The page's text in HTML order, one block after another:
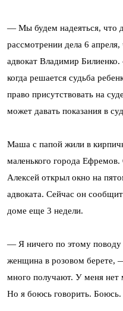
— Мы будем надеяться, что
рассмотрении дела 6
адвокат Владимир
когда решается судьба
право присутствовать на
может давать показания в
Маша с папой жили в
маленького города
Алексей открыл окно на
адвоката. Сейчас он
доме еще 3 недели.
— Я ничего по этому
женщина в розовом берете,
много получают. У меня нет
Но я боюсь говорить. Боюсь.